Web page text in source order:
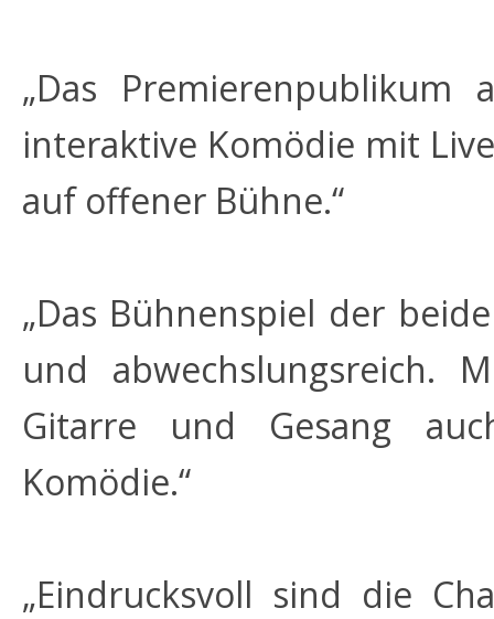
„Das
interaktive Komödie mit
auf offener Bühne.“
„Das Bühnenspiel der
und abwechslungsreich.
Gitarre und Gesang
Komödie.“
„Eindrucksvoll sind die